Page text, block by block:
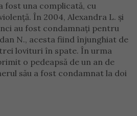
fost una complicată, cu
În 2004, Alexandra L. și
au fost condamnați pentru
N., acesta fiind înjunghiat de
lovituri în spate. În urma
o pedeapsă de un an de
său a fost condamnat la doi